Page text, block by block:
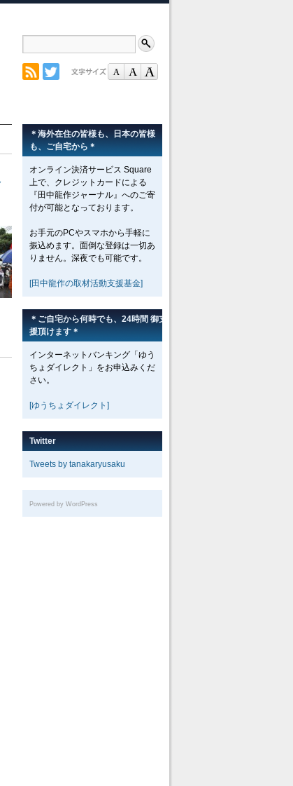
＊海外在住の皆様も、日本の皆様
も、ご自宅から＊
オンライン決済サービス Square
上で、クレジットカードによる
『田中龍作ジャーナル』へのご寄
付が可能となっております。
お手元のPCやスマホから手軽に
振込めます。面倒な登録は一切あ
りません。深夜でも可能です。
[田中龍作の取材活動支援基金]
＊ご自宅から何時でも、24時間 御支
援頂けます＊
インターネットバンキング「ゆう
ちょダイレクト」をお申込みくだ
さい。
[ゆうちょダイレクト]
Twitter
Tweets by tanakaryusaku
Powered by WordPress